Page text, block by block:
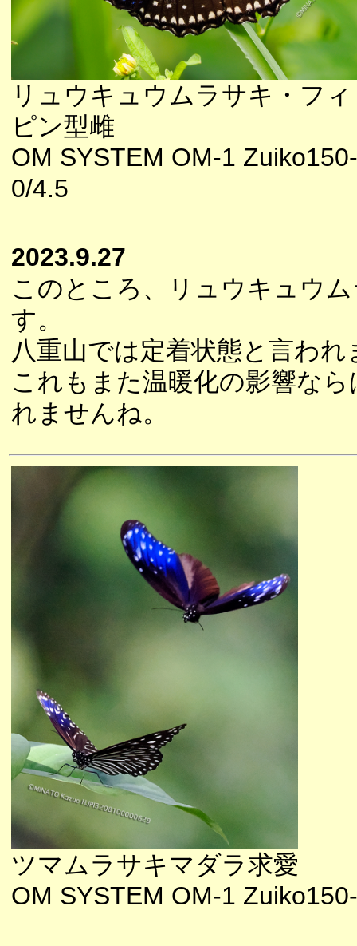
リュウキュウムラサキ・フ
ピン型雌
OM SYSTEM OM-1
0/4.5
2023.9.27
このところ、リュウキュウ
す。
八重山では定着状態と言われ
これもまた温暖化の影響な
れませんね。
ツマムラサキマダラ求愛
OM SYSTEM OM-1